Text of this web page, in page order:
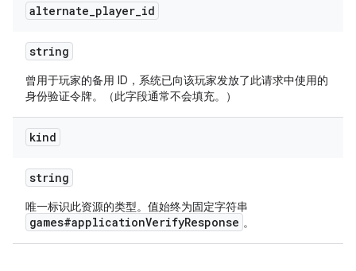
alternate_player_id
string
曾用于玩家的备用 ID，系统已向该玩家发放了此请求中使用的
身份验证令牌。（此字段通常不会填充。）
kind
string
唯一标识此资源的类型。值始终为固定字符串
games#applicationVerifyResponse 。